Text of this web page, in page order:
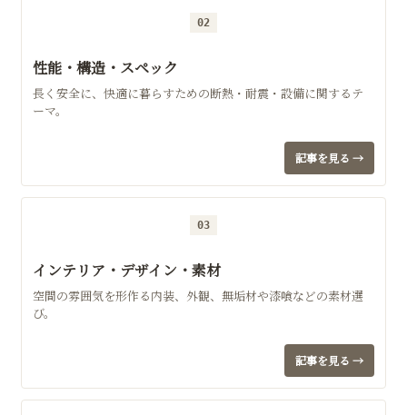
02
性能・構造・スペック
長く安全に、快適に暮らすための断熱・耐震・設備に関するテ
ーマ。
記事を見る →
03
インテリア・デザイン・素材
空間の雰囲気を形作る内装、外観、無垢材や漆喰などの素材選
び。
記事を見る →